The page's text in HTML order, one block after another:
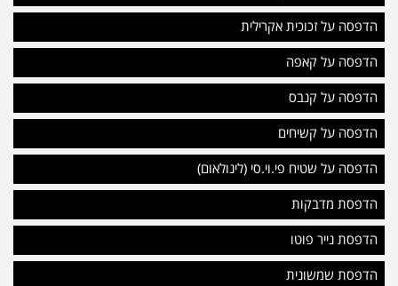
הדפסה על זכוכית אקרילית
הדפסה על קאפה
הדפסה על קנבס
הדפסה על קשיחים
הדפסה על שטיח פי.וי.סי (לינולאום)
הדפסת מדבקות
הדפסת נייר פוטו
הדפסת שמשונית